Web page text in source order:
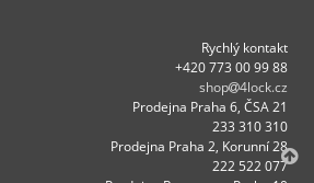
Rychlý kontakt
+420 773 00 99 88
shop
4lock.cz
Prodejna Praha 6, ČSA 21
233 310 310
Prodejna Praha 2, Korunní 28
222 522 077